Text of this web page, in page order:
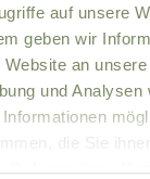
auf unsere
geben wir
an
und Analysen
die Sie
Rahmen Ihrer
Fragen oder